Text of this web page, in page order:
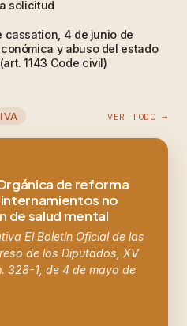
solicitud
cassation, 4 de junio de
y abuso del estado
1143 Code civil)
VER TODO →
de reforma
internamientos no
de salud mental
El Boletín Oficial de las
de los Diputados, XV
328-1, de 4 de mayo de